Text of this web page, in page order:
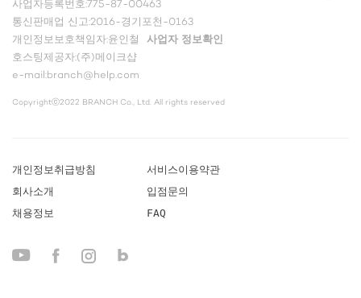
사업자등록번호:775-87-00463
통신판매업 신고:2016-경기포천-0163
개인정보보호책임자:윤인철
사업자 정보확인
호스팅제공자:(주)메이크샵
e-mail:branch@help.com
Copyrightⓒ2022 BRANCH Co., Ltd. All rights reserved
개인정보취급방침
서비스이용약관
회사소개
입점문의
채용정보
FAQ